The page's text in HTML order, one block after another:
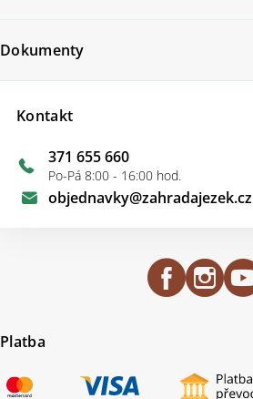
Kontakt
objednavky@zahradajezek.cz
371 655 660
Po-Pá 8:00 - 16:00 hod.
Dokumenty
Platba